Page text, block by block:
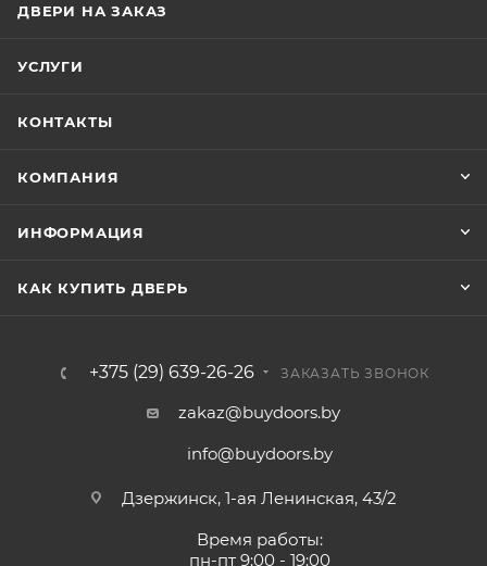
ДВЕРИ НА ЗАКАЗ
УСЛУГИ
КОНТАКТЫ
КОМПАНИЯ
ИНФОРМАЦИЯ
КАК КУПИТЬ ДВЕРЬ
+375 (29) 639-26-26 ЗАКАЗАТЬ ЗВОНОК
zakaz@buydoors.by
info@buydoors.by
Дзержинск, 1-ая Ленинская, 43/2
Время работы:
пн-пт 9:00 - 19:00